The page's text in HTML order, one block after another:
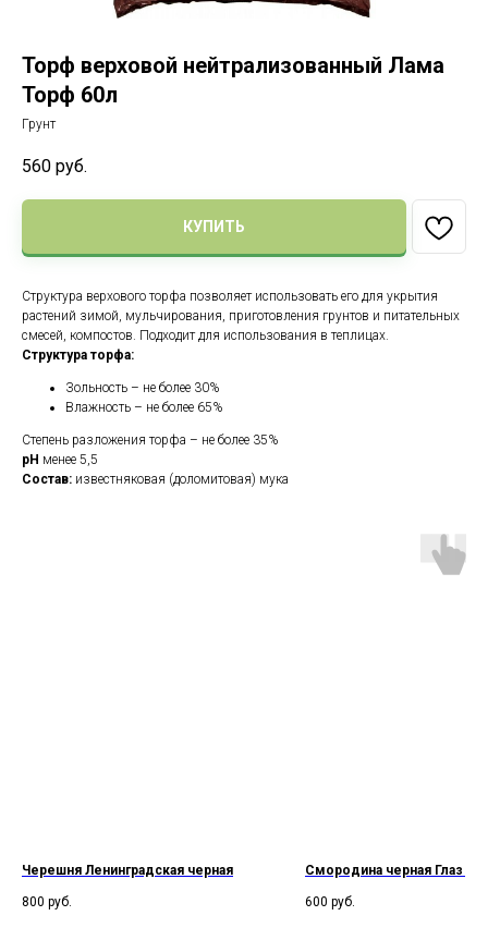
Торф верховой нейтрализованный Лама
Торф 60л
Грунт
560 руб.
КУПИТЬ
Структура верхового торфа позволяет использовать его для укрытия
растений зимой, мульчирования, приготовления грунтов и питательных
смесей, компостов. Подходит для использования в теплицах.
Структура торфа:
Зольность – не более 30%
Влажность – не более 65%
Степень разложения торфа – не более 35%
pH менее 5,5
Cостав: известняковая (доломитовая) мука
Черешня Ленинградская черная
800 руб.
Смородина черная Глаз
600 руб.